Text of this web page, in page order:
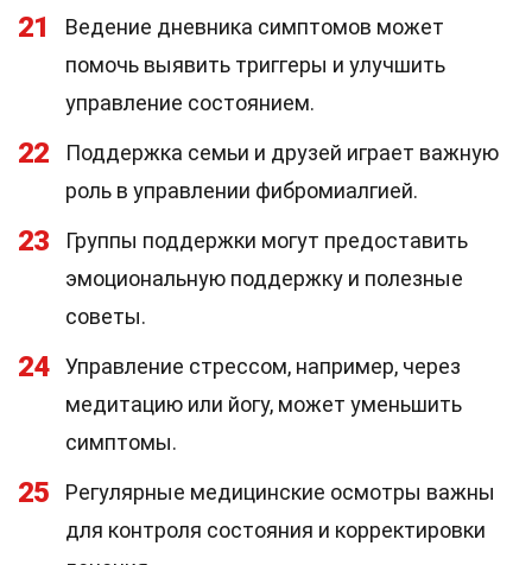
21
Ведение дневника симптомов может
помочь выявить триггеры и улучшить
управление состоянием.
22
Поддержка семьи и друзей играет важную
роль в управлении фибромиалгией.
23
Группы поддержки могут предоставить
эмоциональную поддержку и полезные
советы.
24
Управление стрессом, например, через
медитацию или йогу, может уменьшить
симптомы.
25
Регулярные медицинские осмотры важны
для контроля состояния и корректировки